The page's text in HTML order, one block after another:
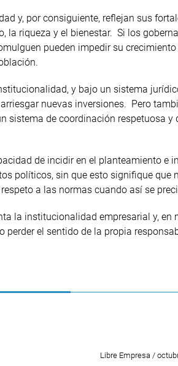
y, por consiguiente, reflejan sus
la riqueza y el bienestar. Si los
pueden impedir su
y bajo un sistema
nuevas inversiones. Pero
sistema de coordinación respetuosa y
de incidir en el planteamiento e
políticos, sin que esto signifique que
a las normas cuando así se
la institucionalidad empresarial y, en
el sentido de la propia
Libre Empresa /